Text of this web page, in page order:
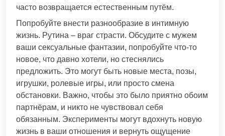
часто возвращается естественным путём.
Попробуйте внести разнообразие в интимную
жизнь. Рутина – враг страсти. Обсудите с мужем
ваши сексуальные фантазии, попробуйте что-то
новое, что давно хотели, но стеснялись
предложить. Это могут быть новые места, позы,
игрушки, ролевые игры, или просто смена
обстановки. Важно, чтобы это было приятно обоим
партнёрам, и никто не чувствовал себя
обязанным. Эксперименты могут вдохнуть новую
жизнь в ваши отношения и вернуть ощущение